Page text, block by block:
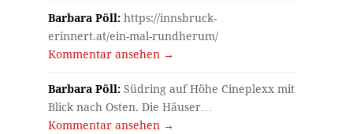
Barbara Pöll: https://innsbruck-
erinnert.at/ein-mal-rundherum/
Kommentar ansehen →
Barbara Pöll: Südring auf Höhe Cineplexx mit
Blick nach Osten. Die Häuser…
Kommentar ansehen →